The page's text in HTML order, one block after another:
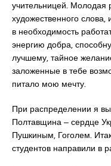
учительницей. Молодая
художественного
в необходимость
энергию добра,
лучшему, тайное
заложенные в тебе
питало мою мечту.
При распределении я
Полтавщина ‒ сердце
Пушкиным, Гоголем.
студентов направили в